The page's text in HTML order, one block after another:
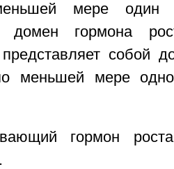
мере один
домен гормона
собой
меньшей мере
гормон